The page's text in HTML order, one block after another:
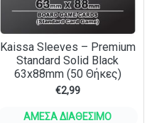
Kaissa Sleeves – Premium
Standard Solid Black
63x88mm (50 Θήκες)
€2,99
ΆΜΕΣΑ ΔΙΑΘΈΣΙΜΟ